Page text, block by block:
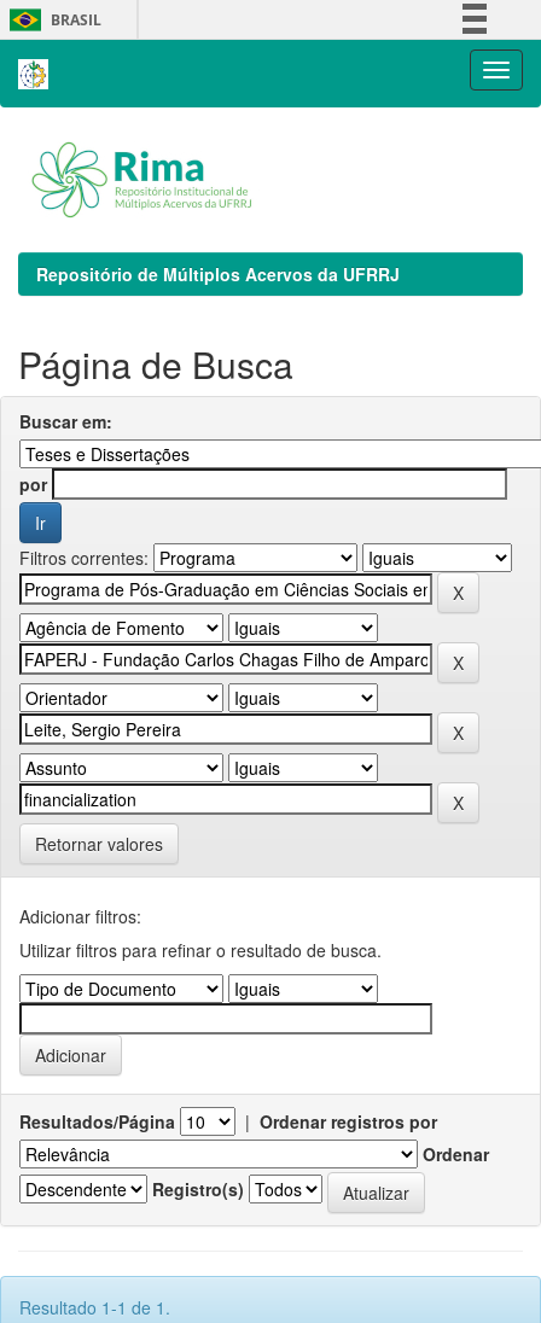
Skip
navigation
BRASIL
Repositório de Múltiplos Acervos da UFRRJ
Página de Busca
Buscar em:
por
Filtros correntes:
Retornar valores
Adicionar filtros:
Utilizar filtros para refinar o resultado de busca.
Resultados/Página | Ordenar registros por
Ordenar
Registro(s)
Resultado 1-1 de 1.